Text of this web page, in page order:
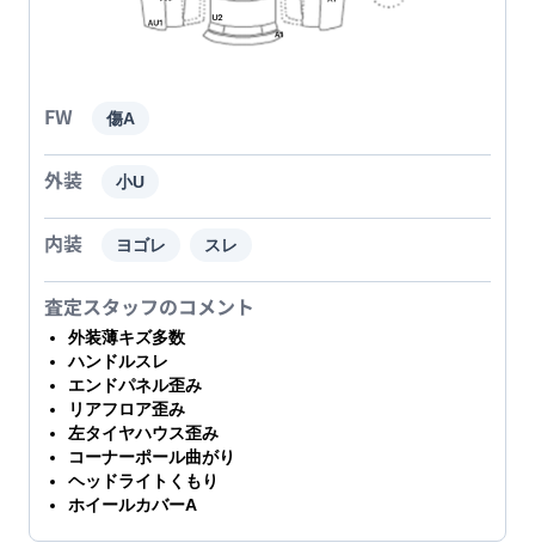
FW 傷A
外装 小U
内装 ヨゴレ スレ
査定スタッフのコメント
外装薄キズ多数
ハンドルスレ
エンドパネル歪み
リアフロア歪み
左タイヤハウス歪み
コーナーポール曲がり
ヘッドライトくもり
ホイールカバーA